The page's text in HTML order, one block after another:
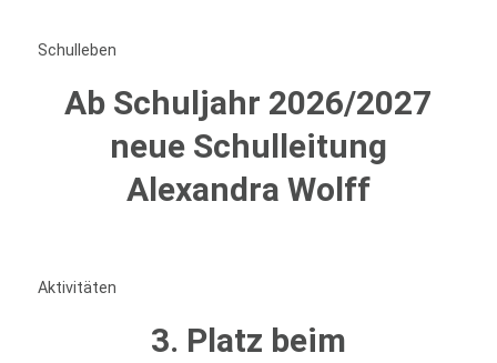
Schulleben
Ab Schuljahr 2026/2027
neue Schulleitung
Alexandra Wolff
Aktivitäten
3. Platz beim